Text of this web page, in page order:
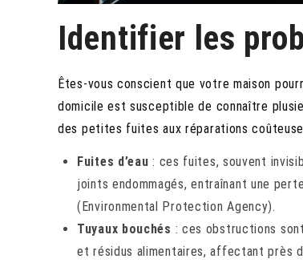
Identifier les
Êtes-vous conscient que votre maison
domicile est susceptible de connaître
des petites fuites aux réparations
Fuites d’eau : ces fuites, souvent
joints endommagés, entraînant une
(Environmental Protection Agency).
Tuyaux bouchés : ces obstructions
et résidus alimentaires, affectant près